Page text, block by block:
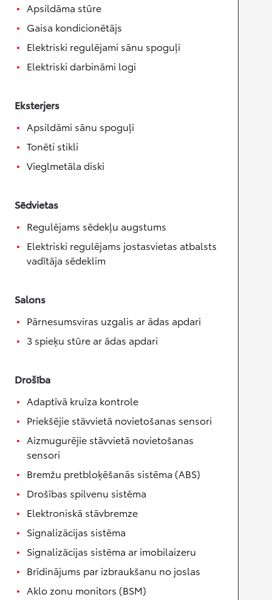
Apsildāma stūre
Gaisa kondicionētājs
Elektriski regulējami sānu spoguļi
Elektriski darbināmi logi
Eksterjers
Apsildāmi sānu spoguļi
Tonēti stikli
Vieglmetāla diski
Sēdvietas
Regulējams sēdekļu augstums
Elektriski regulējams jostasvietas atbalsts
vadītāja sēdeklim
Salons
Pārnesumsviras uzgalis ar ādas apdari
3 spieķu stūre ar ādas apdari
Drošība
Adaptīvā kruīza kontrole
Priekšējie stāvvietā novietošanas sensori
Aizmugurējie stāvvietā novietošanas
sensori
Bremžu pretbloķēšanās sistēma (ABS)
Drošības spilvenu sistēma
Elektroniskā stāvbremze
Signalizācijas sistēma
Signalizācijas sistēma ar imobilaizeru
Brīdinājums par izbraukšanu no joslas
Aklo zonu monitors (BSM)